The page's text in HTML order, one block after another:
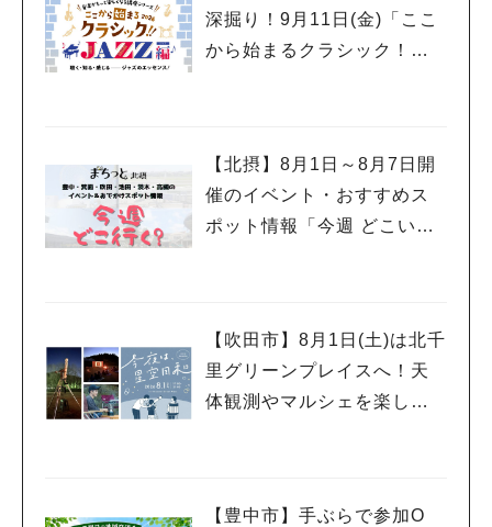
深掘り！9月11日(金)「ここ
から始まるクラシック！！2
【北摂】8月1日～8月7日開
催のイベント・おすすめス
ポット情報「今週 どこい
【吹田市】8月1日(土)は北千
里グリーンプレイスへ！天
体観測やマルシェを楽しむ
【豊中市】手ぶらで参加O